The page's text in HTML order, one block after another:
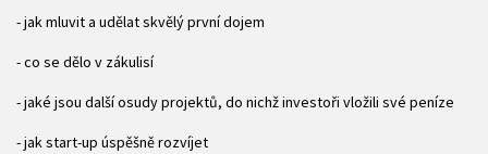
- jak mluvit a udělat skvělý první dojem
- co se dělo v zákulisí
- jaké jsou další osudy projektů, do nichž investoři vložili své peníze
- jak start-up úspěšně rozvíjet